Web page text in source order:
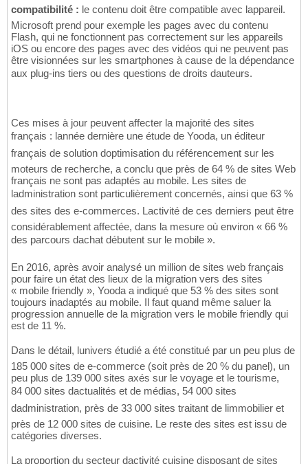
compatibilité : le contenu doit être compatible avec lappareil.
Microsoft prend pour exemple les pages avec du contenu
Flash, qui ne fonctionnent pas correctement sur les appareils
iOS ou encore des pages avec des vidéos qui ne peuvent pas
être visionnées sur les smartphones à cause de la dépendance
aux plug-ins tiers ou des questions de droits dauteurs.
Ces mises à jour peuvent affecter la majorité des sites
français : lannée dernière une étude de Yooda, un éditeur
français de solution doptimisation du référencement sur les
moteurs de recherche, a conclu que près de 64 % de sites Web
français ne sont pas adaptés au mobile. Les sites de
ladministration sont particulièrement concernés, ainsi que 63 %
des sites des e-commerces. Lactivité de ces derniers peut être
considérablement affectée, dans la mesure où environ « 66 %
des parcours dachat débutent sur le mobile ».
En 2016, après avoir analysé un million de sites web français
pour faire un état des lieux de la migration vers des sites
« mobile friendly », Yooda a indiqué que 53 % des sites sont
toujours inadaptés au mobile. Il faut quand même saluer la
progression annuelle de la migration vers le mobile friendly qui
est de 11 %.
Dans le détail, lunivers étudié a été constitué par un peu plus de
185 000 sites de e-commerce (soit près de 20 % du panel), un
peu plus de 139 000 sites axés sur le voyage et le tourisme,
84 000 sites dactualités et de médias, 54 000 sites
dadministration, près de 33 000 sites traitant de limmobilier et
près de 12 000 sites de cuisine. Le reste des sites est issu de
catégories diverses.
La proportion du secteur dactivité cuisine disposant de sites